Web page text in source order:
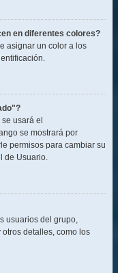
en diferentes colores?
asignar un color a los
usará el
se mostrará por
permisos para cambiar su
de Usuario.
usuarios del grupo,
detalles, como los